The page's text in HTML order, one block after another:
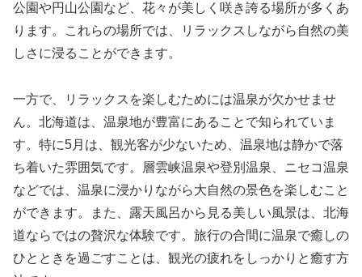
公園や円山公園など、花々が美しく咲き誇る場所が多くあ
ります。これらの場所では、リラックスしながら自然の美
しさに浸ることができます。
一方で、リラックスを楽しむためには温泉が欠かせませ
ん。北海道は、温泉地が豊富にあることで知られていま
す。特に5月は、観光客が少ないため、温泉地は静かで落
ち着いた雰囲気です。層雲峡温泉や登別温泉、ニセコ温泉
などでは、温泉に浸かりながら大自然の景色を楽しむこと
ができます。また、露天風呂から見る美しい風景は、北海
道ならではの贅沢な体験です。旅行の合間に温泉で癒しの
ひとときを過ごすことは、観光の疲れをしっかりと癒す方